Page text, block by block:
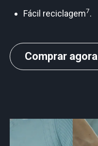
Fácil reciclagem7.
Comprar agora